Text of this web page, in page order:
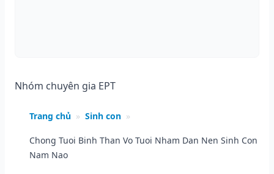
Nhóm chuyên gia EPT
Trang chủ » Sinh con »
Chong Tuoi Binh Than Vo Tuoi Nham Dan Nen Sinh Con
Nam Nao